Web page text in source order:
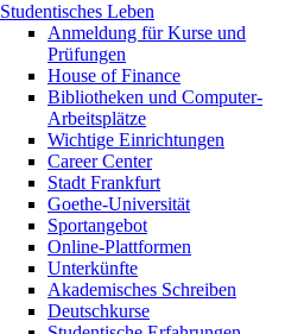
Studentisches Leben
Anmeldung für Kurse und
Prüfungen
House of Finance
Bibliotheken und Computer-
Arbeitsplätze
Wichtige Einrichtungen
Career Center
Stadt Frankfurt
Goethe-Universität
Sportangebot
Online-Plattformen
Unterkünfte
Akademisches Schreiben
Deutschkurse